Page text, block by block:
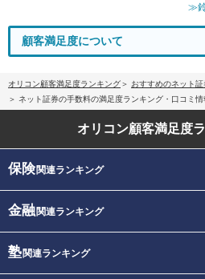
≫
顧客満足度について
オリコン顧客満足度ランキング おすすめのネット
ネット証券の手数料の満足度ランキング・口コミ情
オリコン顧客満足度
保険関連ランキング
金融関連ランキング
塾関連ランキング